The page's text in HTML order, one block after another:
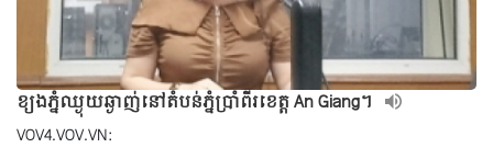
ខ្យងភ្នំឈ្ងុយឆ្ងាញ់នៅតំបន់ភ្នំប្រាំពីរខេត្ត An Giang។
VOV4.VOV.VN: